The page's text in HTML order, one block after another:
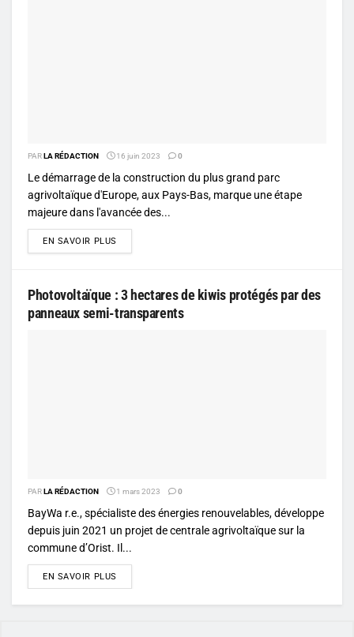
PARLA RÉDACTION 16 juin 2023 0
Le démarrage de la construction du plus grand parc
agrivoltaïque d'Europe, aux Pays-Bas, marque une étape
majeure dans l'avancée des...
EN SAVOIR PLUS
Photovoltaïque : 3 hectares de kiwis protégés par des
panneaux semi-transparents
PARLA RÉDACTION 1 mars 2023 0
BayWa r.e., spécialiste des énergies renouvelables, développe
depuis juin 2021 un projet de centrale agrivoltaïque sur la
commune d’Orist. Il...
EN SAVOIR PLUS